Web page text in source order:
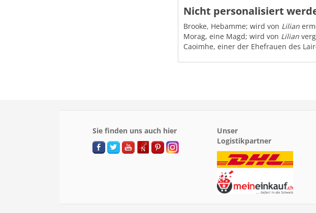
Nicht personalisiert
Brooke, Hebamme; wird von Lilian
Morag, eine Magd; wird von Lilian
Caoimhe, einer der Ehefrauen des
Sie finden uns auch hier
Unser
Logistikpartner